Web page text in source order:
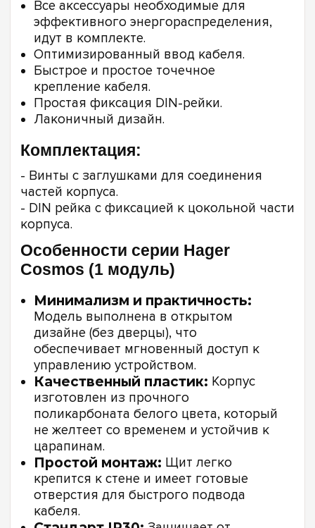
Все аксессуары необходимые для
эффективного энергораспределения,
идут в комплекте.
Оптимизированный ввод кабеля.
Быстрое и простое точечное
крепление кабеля.
Простая фиксация DIN-рейки.
Лаконичный дизайн.
Комплектация:
- Винты с заглушками для соединения
частей корпуса.
- DIN рейка с фиксацией к цокольной части
корпуса.
Особенности серии Hager
Cosmos (1 модуль)
Минимализм и практичность:
Модель выполнена в открытом
дизайне (без дверцы), что
обеспечивает мгновенный доступ к
управлению устройством.
Качественный пластик: Корпус
изготовлен из прочного
поликарбоната белого цвета, который
не желтеет со временем и устойчив к
царапинам.
Простой монтаж: Щит легко
крепится к стене и имеет готовые
отверстия для быстрого подвода
кабеля.